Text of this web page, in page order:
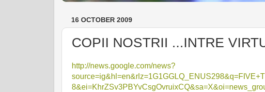
16 OCTOBER 2009
COPII NOSTRII ...INTRE
http://news.google.com/news?